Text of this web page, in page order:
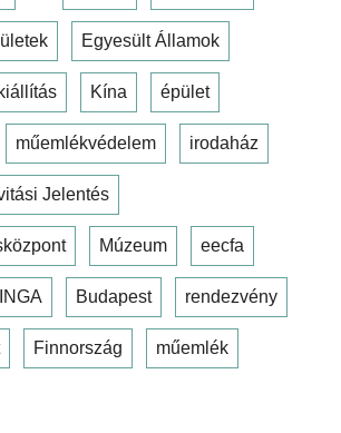
Egyesült Államok
kiállítás Kína épület
műemlékvédelem irodaház
Jelentés
Múzeum eecfa
Budapest rendezvény
Finnország műemlék